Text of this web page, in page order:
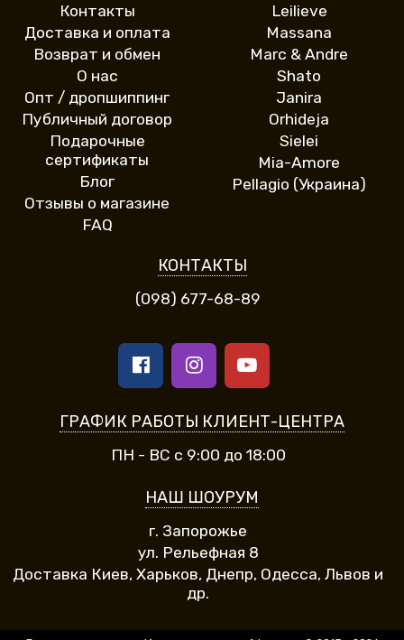
Контакты
Доставка и оплата
Возврат и обмен
О нас
Опт / дропшиппинг
Публичный договор
Подарочные
сертификаты
Блог
Отзывы о магазине
FAQ
Leilieve
Massana
Marc & Andre
Shato
Janira
Orhideja
Sielei
Mia-Amore
Pellagio (Украина)
КОНТАКТЫ
(098) 677-68-89
ГРАФИК РАБОТЫ КЛИЕНТ-ЦЕНТРА
ПН - ВС с 9:00 до 18:00
НАШ ШОУРУМ
г. Запорожье
ул. Рельефная 8
Доставка Киев, Харьков, Днепр, Одесса, Львов и
др.